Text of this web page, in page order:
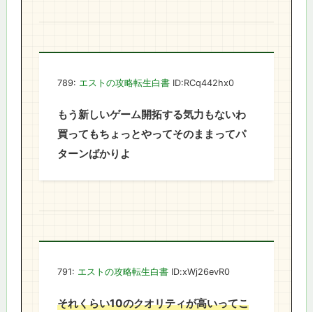
789: エストの攻略転生白書 ID:RCq442hx0
もう新しいゲーム開拓する気力もないわ
買ってもちょっとやってそのままってパ
ターンばかりよ
791: エストの攻略転生白書 ID:xWj26evR0
それくらい10のクオリティが高いってこ